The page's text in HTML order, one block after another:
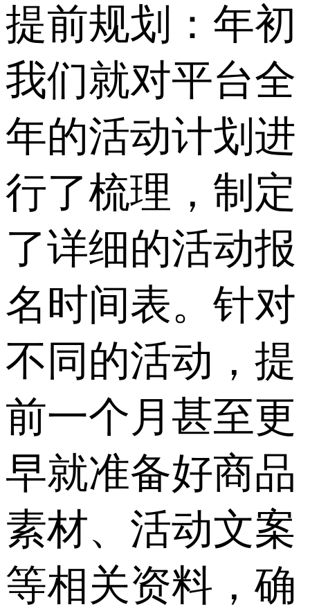
提前规划：年初
我们就对平台全
年的活动计划进
行了梳理，制定
了详细的活动报
名时间表。针对
不同的活动，提
前一个月甚至更
早就准备好商品
素材、活动文案
等相关资料，确